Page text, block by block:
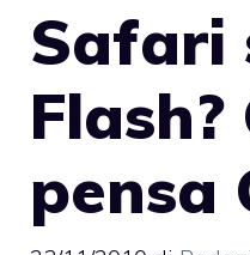
Safari
Flash?
pensa